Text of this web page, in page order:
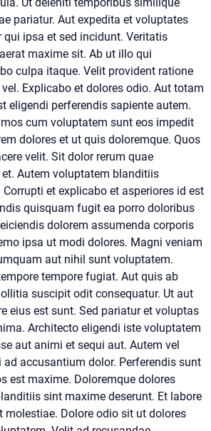
pariatur. Aut expedita et voluptates
qui ipsa et sed incidunt. Veritatis
maxime sit. Ab ut illo qui
culpa itaque. Velit provident ratione
Explicabo et dolores odio. Aut totam
eligendi perferendis sapiente autem.
cum voluptatem sunt eos impedit
dolores et ut quis doloremque. Quos
velit. Sit dolor rerum quae
Autem voluptatem blanditiis
et explicabo et asperiores id est
quisquam fugit ea porro doloribus
dolorem assumenda corporis
ipsa ut modi dolores. Magni veniam
aut nihil sunt voluptatem.
tempore fugiat. Aut quis ab
suscipit odit consequatur. Ut aut
eius est sunt. Sed pariatur et voluptas
Architecto eligendi iste voluptatem
aut animi et sequi aut. Autem vel
ad accusantium dolor. Perferendis sunt
est maxime. Doloremque dolores
sint maxime deserunt. Et labore
molestiae. Dolore odio sit ut dolores